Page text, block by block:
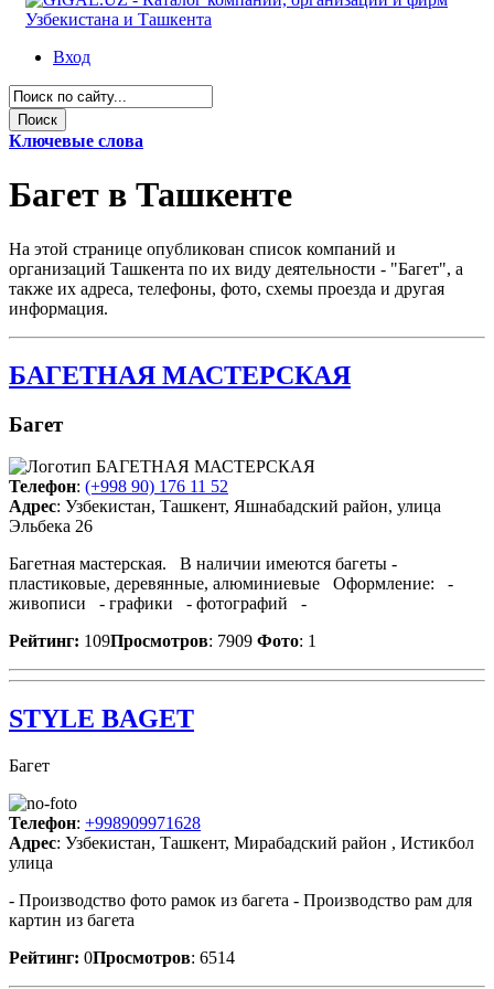
Вход
Ключевые слова
Багет в Ташкенте
На этой странице опубликован список компаний и
организаций Ташкента по их виду деятельности - "Багет", а
также их адреса, телефоны, фото, схемы проезда и другая
информация.
БАГЕТНАЯ МАСТЕРСКАЯ
Багет
Телефон: (+998 90) 176 11 52
Адрес: Узбекистан, Ташкент, Яшнабадский район, улица
Эльбека 26
Багетная мастерская. В наличии имеются багеты -
пластиковые, деревянные, алюминиевые Оформление: -
живописи - графики - фотографий -
Рейтинг: 109Просмотров: 7909 Фото: 1
STYLE BAGET
Багет
Телефон: +998909971628
Адрес: Узбекистан, Ташкент, Мирабадский район , Истикбол
улица
- Производство фото рамок из багета - Производство рам для
картин из багета
Рейтинг: 0Просмотров: 6514